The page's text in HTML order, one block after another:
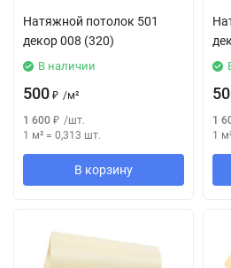
Натяжной потолок 501
декор 008 (320)
В наличии
500 ₽ /м²
1 600 ₽ /шт.
1 м² = 0,313 шт.
В корзину
1
1